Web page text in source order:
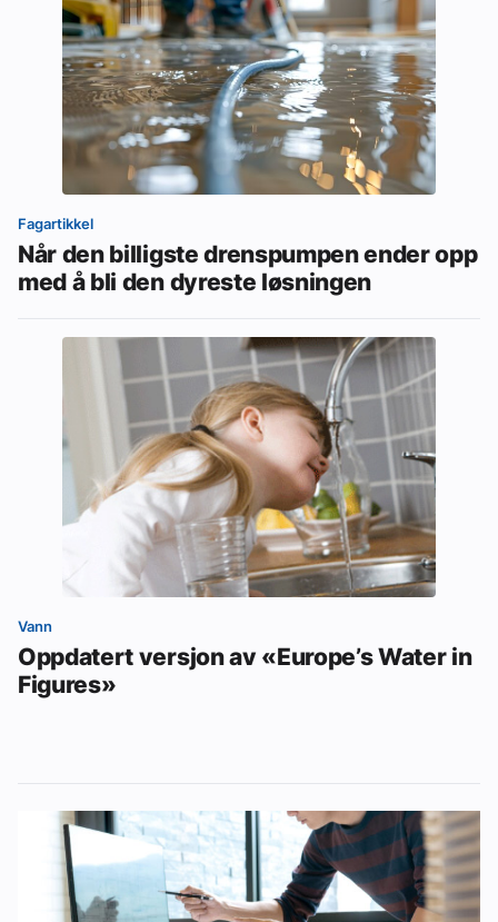
Fagartikkel
Når den billigste drenspumpen ender opp
med å bli den dyreste løsningen
Vann
Oppdatert versjon av «Europe’s Water in
Figures»